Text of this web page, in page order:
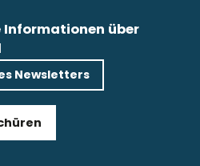
Informationen über
Newsletters